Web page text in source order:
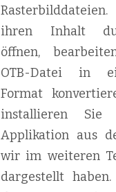
ihren Inhalt
öffnen,
OTB-Datei in
Format
installieren
Applikation aus
wir im weiteren
dargestellt